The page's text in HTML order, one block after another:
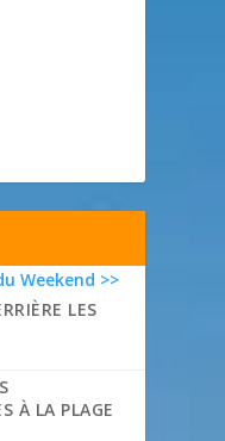
Weekend >>
LES
À LA PLAGE